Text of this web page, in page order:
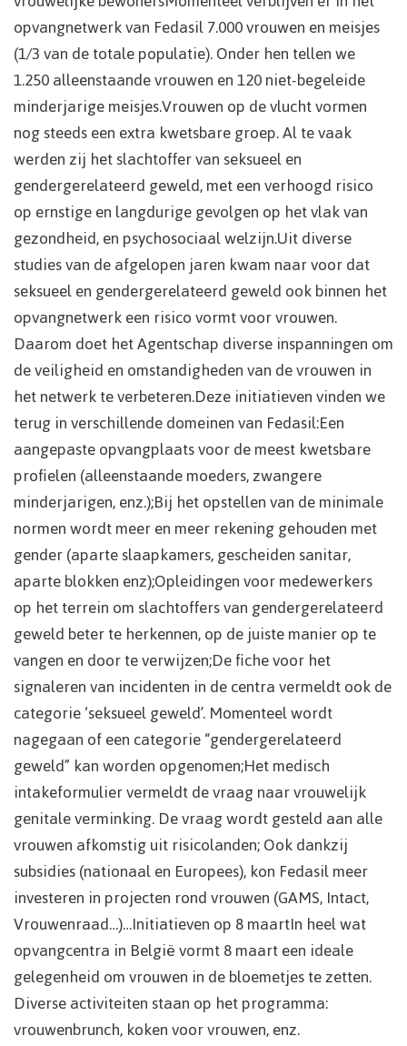
opvangnetwerk van Fedasil 7.000 vrouwen en meisjes
(1/3 van de totale populatie). Onder hen tellen we
1.250 alleenstaande vrouwen en 120 niet-begeleide
minderjarige meisjes.Vrouwen op de vlucht vormen
nog steeds een extra kwetsbare groep. Al te vaak
werden zij het slachtoffer van seksueel en
gendergerelateerd geweld, met een verhoogd risico
op ernstige en langdurige gevolgen op het vlak van
gezondheid, en psychosociaal welzijn.Uit diverse
studies van de afgelopen jaren kwam naar voor dat
seksueel en gendergerelateerd geweld ook binnen het
opvangnetwerk een risico vormt voor vrouwen.
Daarom doet het Agentschap diverse inspanningen om
de veiligheid en omstandigheden van de vrouwen in
het netwerk te verbeteren.Deze initiatieven vinden we
terug in verschillende domeinen van Fedasil:Een
aangepaste opvangplaats voor de meest kwetsbare
profielen (alleenstaande moeders, zwangere
minderjarigen, enz.);Bij het opstellen van de minimale
normen wordt meer en meer rekening gehouden met
gender (aparte slaapkamers, gescheiden sanitar,
aparte blokken enz);Opleidingen voor medewerkers
op het terrein om slachtoffers van gendergerelateerd
geweld beter te herkennen, op de juiste manier op te
vangen en door te verwijzen;De fiche voor het
signaleren van incidenten in de centra vermeldt ook de
categorie ‘seksueel geweld’. Momenteel wordt
nagegaan of een categorie “gendergerelateerd
geweld” kan worden opgenomen;Het medisch
intakeformulier vermeldt de vraag naar vrouwelijk
genitale verminking. De vraag wordt gesteld aan alle
vrouwen afkomstig uit risicolanden; Ook dankzij
subsidies (nationaal en Europees), kon Fedasil meer
investeren in projecten rond vrouwen (GAMS, Intact,
Vrouwenraad…)…Initiatieven op 8 maartIn heel wat
opvangcentra in België vormt 8 maart een ideale
gelegenheid om vrouwen in de bloemetjes te zetten.
Diverse activiteiten staan op het programma:
vrouwenbrunch, koken voor vrouwen, enz.